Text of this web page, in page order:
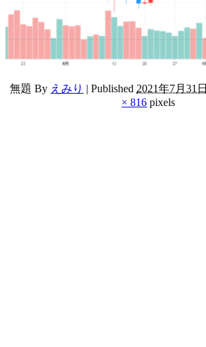
無題 By えみり | Published 2021年7月31日
× 816 pixels